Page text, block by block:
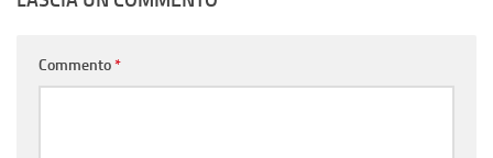
Commento*